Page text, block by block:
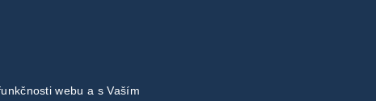
webu a s Vaším